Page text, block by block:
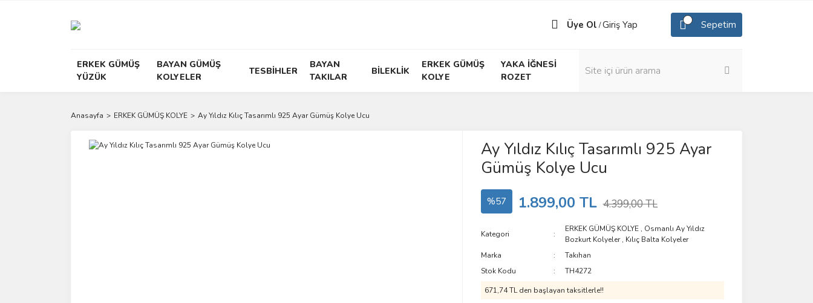
Üye Ol /Giriş Yap Sepetim
ERKEK GÜMÜŞ
YÜZÜK
BAYAN GÜMÜŞ
KOLYELER
TESBİHLER
BAYAN
TAKILAR
BİLEKLİK
ERKEK GÜMÜŞ
KOLYE
YAKA İĞNESİ
ROZET
Anasayfa ERKEK GÜMÜŞ KOLYE Ay Yıldız Kılıç Tasarımlı 925 Ayar Gümüş Kolye Ucu
Ay Yıldız Kılıç Tasarımlı 925 Ayar
Gümüş Kolye Ucu
%57 1.899,00 TL 4.399,00 TL
Kategori
ERKEK GÜMÜŞ KOLYE , Osmanlı Ay Yıldız
Bozkurt Kolyeler, Kılıç Balta Kolyeler
Marka
Takıhan
Stok Kodu
TH4272
671,74 TL den başlayan taksitlerle!!